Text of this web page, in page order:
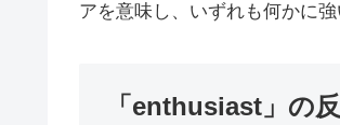
アを意味し、いずれも何かに
「enthusiast」の